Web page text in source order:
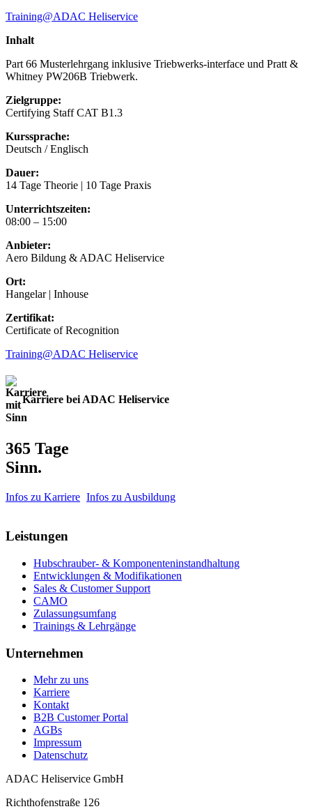
Training@ADAC Heliservice
Inhalt
Part 66 Musterlehrgang inklusive Triebwerks-interface und Pratt &
Whitney PW206B Triebwerk.
Zielgruppe:
Certifying Staff CAT B1.3
Kurssprache:
Deutsch / Englisch
Dauer:
14 Tage Theorie | 10 Tage Praxis
Unterrichtszeiten:
08:00 – 15:00
Anbieter:
Aero Bildung & ADAC Heliservice
Ort:
Hangelar | Inhouse
Zertifikat:
Certificate of Recognition
Training@ADAC Heliservice
Karriere bei ADAC Heliservice
365 Tage
Sinn.
Infos zu Karriere Infos zu Ausbildung
Leistungen
Hubschrauber- & Komponenteninstandhaltung
Entwicklungen & Modifikationen
Sales & Customer Support
CAMO
Zulassungsumfang
Trainings & Lehrgänge
Unternehmen
Mehr zu uns
Karriere
Kontakt
B2B Customer Portal
AGBs
Impressum
Datenschutz
ADAC Heliservice GmbH
Richthofenstraße 126